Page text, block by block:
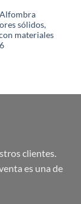
sólidos,
materiales
clientes.
es una de